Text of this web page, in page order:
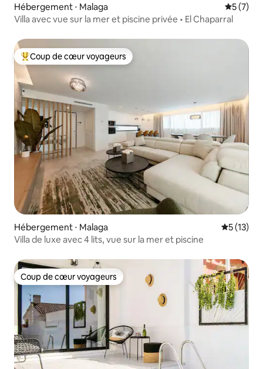
Hébergement ⋅ Malaga
5 (7)
Villa avec vue sur la mer et piscine privée • El Chaparral
Coups de cœur voyageurs les plus appréciés
Coup de cœur voyageurs
Hébergement ⋅ Malaga
5 (13)
Villa de luxe avec 4 lits, vue sur la mer et piscine
Coup de cœur voyageurs
Coup de cœur voyageurs